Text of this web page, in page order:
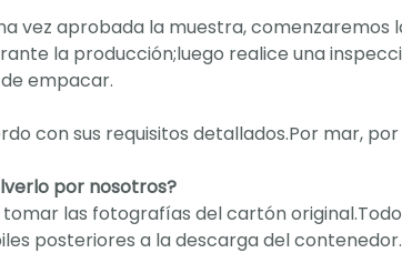
vez aprobada la muestra, comenzaremos
la producción;luego realice una
empacar.
con sus requisitos detallados.Por mar, por
por nosotros?
las fotografías del cartón
posteriores a la descarga del